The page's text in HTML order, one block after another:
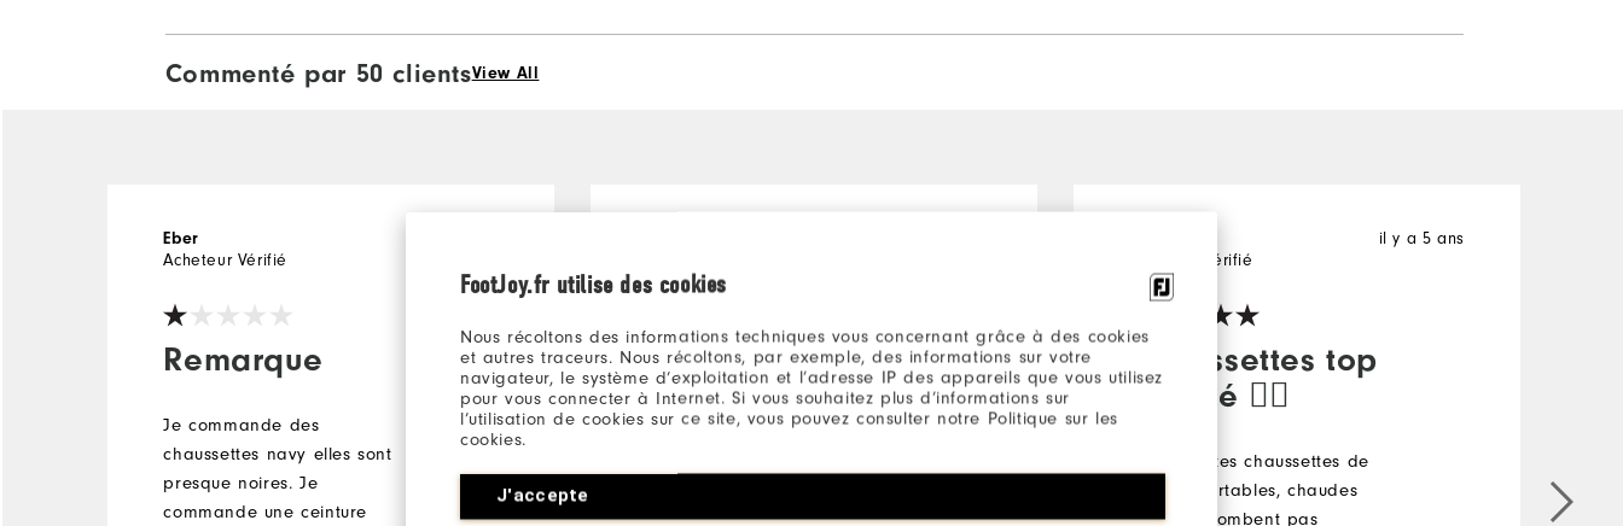
FootJoy.fr utilise des cookies
Nous récoltons des informations techniques vous concernant grâce à des cookies
et autres traceurs. Nous récoltons, par exemple, des informations sur votre
navigateur, le système d’exploitation et l’adresse IP des appareils que vous utilisez
pour vous connecter à Internet. Si vous souhaitez plus d’informations sur
l’utilisation de cookies sur ce site, vous pouvez consulter notre Politique sur les
cookies.
J'accepte
Commenté par 50 clientsView All
Remarque
Eber
Acheteur Vérifié
Je commande des
chaussettes navy elles sont
presque noires. Je
commande une ceinture
Très bon article !
Agréable à porter, prend
Chaussettes top
qualité 👍🏻
il y a 5 ans
Acheteur Vérifié
D'excellentes chaussettes de
golf, confortables, chaudes
et qui ne tombent pas